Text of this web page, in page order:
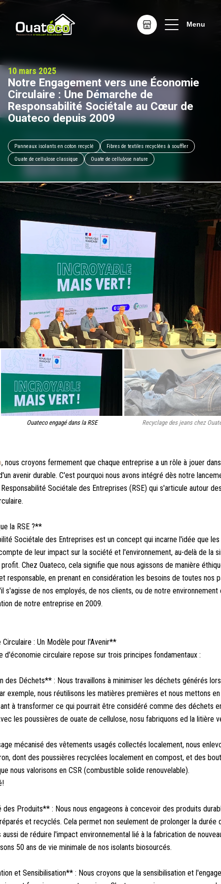
Menu
Notre Engagement vers une Économie
Circulaire : Une Démarche de
Responsabilité Sociétale au Cœur de
Ouateco depuis 2009
Panneaux isolants en coton recyclé
Fibres de textiles recyclées à souffler
Ouate de cellulose classique
Ouate de cellulose nature
Ouateco engagé dans la RSE Recyclage des jeans chez
, nous croyons fermement que chaque entreprise a un rôle à jouer
avenir durable. C'est pourquoi nous avons intégré dès notre
Sociétale des Entreprises (RSE) qui s'articule autour
la RSE ?**
Sociétale des Entreprises est un concept qui incarne l'idée que
de leur impact sur la société et l'environnement, au-delà de la
Chez Ouateco, cela signifie que nous agissons de manière
responsable, en prenant en considération les besoins de toutes nos
s'agisse de nos employés, de nos clients, ou de notre environnement
de notre entreprise en 2009.
: Un Modèle pour l'Avenir**
d'économie circulaire repose sur trois principes fondamentaux :
des Déchets** : Nous travaillons à minimiser les déchets générés
exemple, nous réutilisons les matières premières et nous mettons
à transformer ce qui pourrait être considéré comme des déchets
les poussières de ouate de cellulose, nosu fabriquons ed la litière
mécanisé des vêtements usagés collectés localement, nous
dont des poussières recyclées localement en compost, et des
nous valorisons en CSR (combustible solide renouvelable).
des Produits** : Nous nous engageons à concevoir des produits
et recyclés. Cela permet non seulement de prolonger la durée
aussi de réduire l'impact environnemental lié à la fabrication de
50 ans de vie minimale de nos isolants biosourcés.
et Sensibilisation** : Nous croyons que la sensibilisation et